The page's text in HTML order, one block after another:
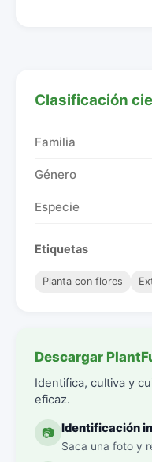
Clasificación
Familia
Género
Especie
Etiquetas
Planta con flores
Descargar
Identifica, cultiva y
eficaz.
📷 Identificación
Saca una foto y